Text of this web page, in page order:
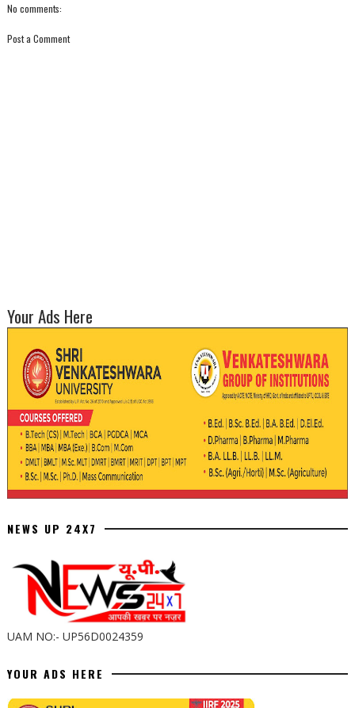
No comments:
Post a Comment
Your Ads Here
NEWS UP 24X7
UAM NO:- UP56D0024359
YOUR ADS HERE